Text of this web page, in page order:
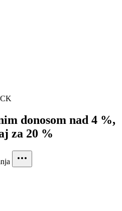
donosom nad 4 %,
za 20 %